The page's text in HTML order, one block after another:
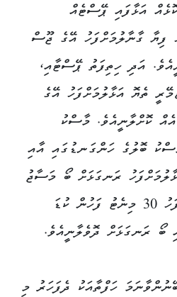
އަޅާފައި ޕޭސްޓެއް
ފިޔާ ގާނާލުމަށްފަހު އޭގެ ޖޫސް
އަދި ހިތިފަތު ޕޭސްޓާއި،
ތެޔޮ އަޅާލުމަށްފަހު އޭގެ
ކޮށްލާނީއެވެ. މާސްކު
ބޮލުގެ ހަންގަނޑުގައި އާއި
ރަނގަޅަށް ބޯ މަސާޖު
ކޮށްލާނީއެވެ. އެއަށްފަހު 30 މިނެޓު ފަހުން ކުޑަ
ބޯ ރަނގަޅަށް ދޮވެލާނީއެވެ.
ހަފްތާއަކު ދެފަހަރު މި